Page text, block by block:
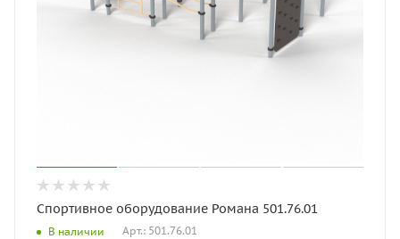
Спортивное оборудование Романа 501.76.01
В наличии Арт.: 501.76.01